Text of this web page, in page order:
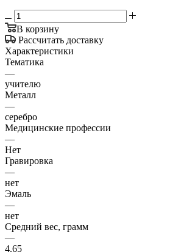
В корзину
Рассчитать доставку
Характеристики
Тематика
—
учителю
Металл
—
серебро
Медицинские профессии
—
Нет
Гравировка
—
нет
Эмаль
—
нет
Средний вес, грамм
—
4.65